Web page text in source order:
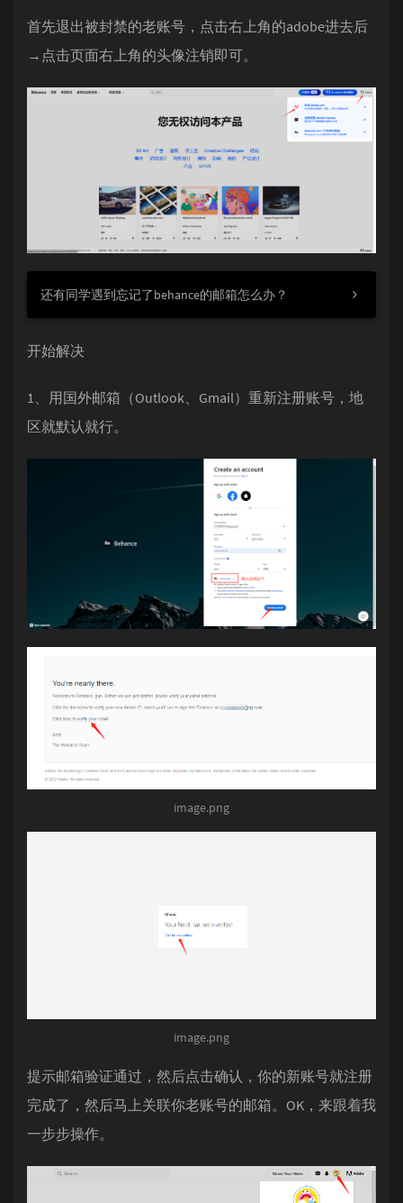
首先退出被封禁的老账号，点击右上角的adobe进去后
→点击页面右上角的头像注销即可。
还有同学遇到忘记了behance的邮箱怎么办？
开始解决
1、用国外邮箱（Outlook、Gmail）重新注册账号，地
区就默认就行。
image.png
image.png
提示邮箱验证通过，然后点击确认，你的新账号就注册
完成了，然后马上关联你老账号的邮箱。OK，来跟着我
一步步操作。